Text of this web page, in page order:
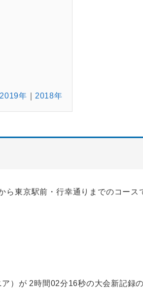
2019年 2018年
ら東京駅前・行幸通りまでのコース
）が 2時間02分16秒の大会新記録